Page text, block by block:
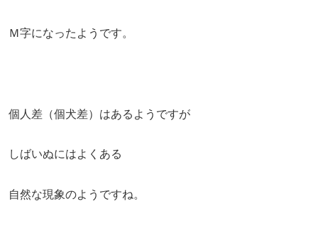
Ｍ字になったようです。
個人差（個犬差）はあるようですが
しばいぬにはよくある
自然な現象のようですね。